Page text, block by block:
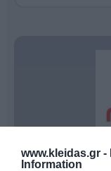
www.kleidas.gr -
Information